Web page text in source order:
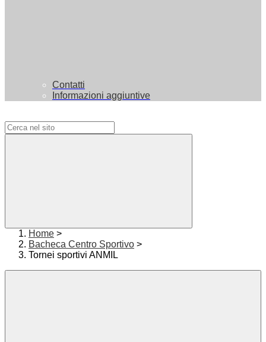
Contatti
Informazioni aggiuntive
Home >
Bacheca Centro Sportivo >
Tornei sportivi ANMIL